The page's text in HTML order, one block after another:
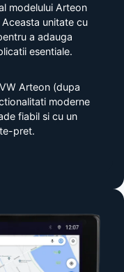
modelului Arteon
unitate cu
a adauga
esentiale.
Arteon (dupa
moderne
fiabil si cu un
pret.